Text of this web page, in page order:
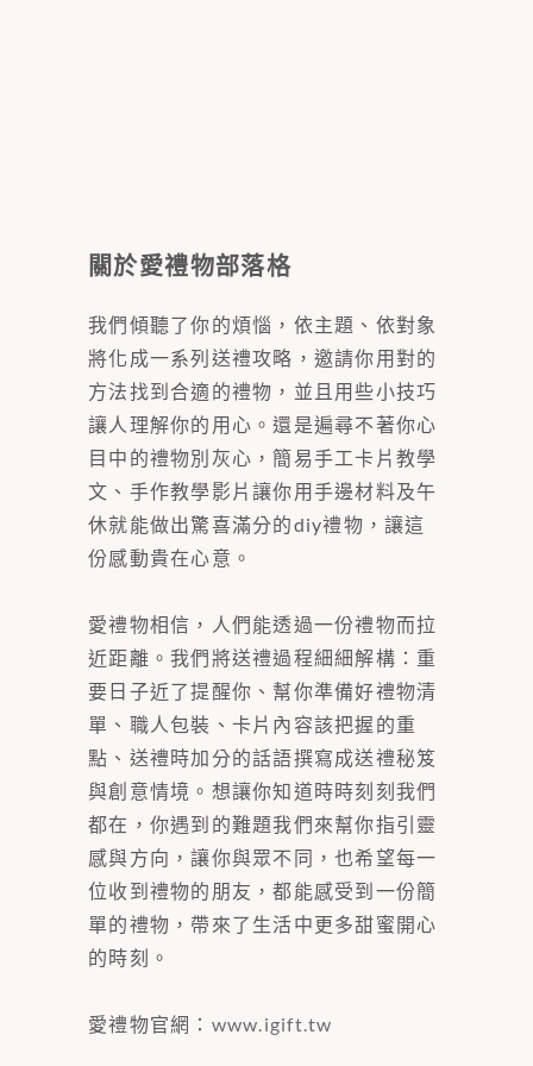
關於愛禮物部落格
我們傾聽了你的煩惱，依主題、依對象
將化成一系列送禮攻略，邀請你用對的
方法找到合適的禮物，並且用些小技巧
讓人理解你的用心。還是遍尋不著你心
目中的禮物別灰心，簡易手工卡片教學
文、手作教學影片讓你用手邊材料及午
休就能做出驚喜滿分的diy禮物，讓這
份感動貴在心意。
愛禮物相信，人們能透過一份禮物而拉
近距離。我們將送禮過程細細解構：重
要日子近了提醒你、幫你準備好禮物清
單、職人包裝、卡片內容該把握的重
點、送禮時加分的話語撰寫成送禮秘笈
與創意情境。想讓你知道時時刻刻我們
都在，你遇到的難題我們來幫你指引靈
感與方向，讓你與眾不同，也希望每一
位收到禮物的朋友，都能感受到一份簡
單的禮物，帶來了生活中更多甜蜜開心
的時刻。
愛禮物官網： www.igift.tw